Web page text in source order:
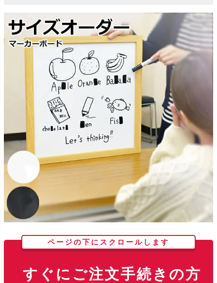
ページの下にスクロールします
すぐにご注文手続きの方